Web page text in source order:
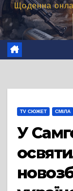
Щоденна
TV СЮЖЕТ СМІЛА
У